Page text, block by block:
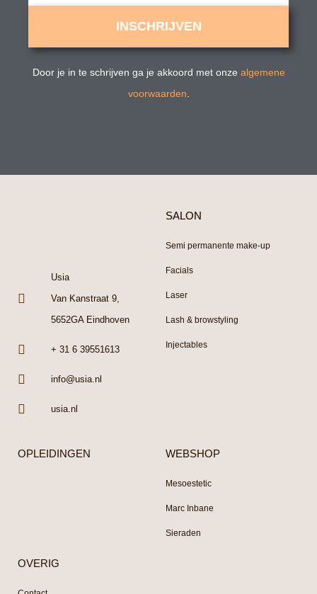
INSCHRIJVEN
Door je in te schrijven ga je akkoord met onze algemene
voorwaarden
Usia
Van Kanstraat 9,
5652GA Eindhoven
+ 31 6 39551613
info@usia.nl
usia.nl
SALON
Semi permanente make-up
Facials
Laser
Lash & browstyling
Injectables
OPLEIDINGEN WEBSHOP
Mesoestetic
Marc Inbane
Sieraden
OVERIG